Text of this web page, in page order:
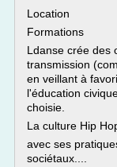
Location
Formations
Ldanse crée des
transmission
en veillant à
l'éducation
choisie.
La culture Hip
avec ses
sociétaux....